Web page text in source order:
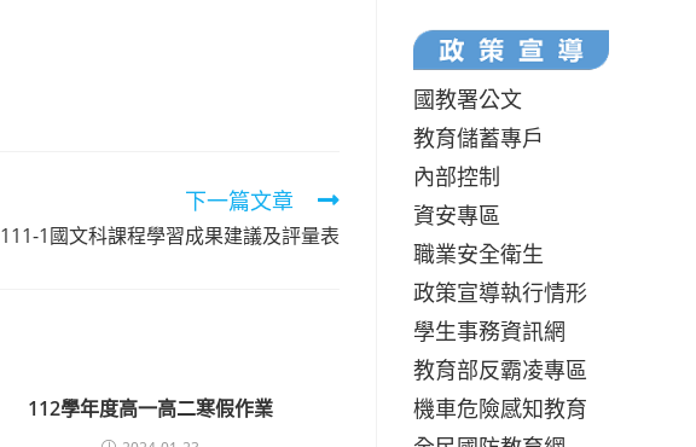
下一篇文章
111-1國文科課程學習成果建議及評量表
112學年度高一高二寒假作業
國教署公文
教育儲蓄專戶
內部控制
資安專區
職業安全衛生
政策宣導執行情形
學生事務資訊網
教育部反霸凌專區
機車危險感知教育